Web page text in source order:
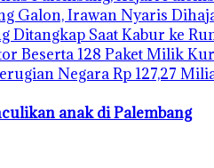
Galon, Irawan Nyaris
Ditangkap Saat Kabur ke
Beserta 128 Paket Milik
Negara Rp 127,27
anak di Palembang